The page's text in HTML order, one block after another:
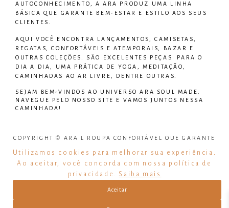
AUTOCONHECIMENTO, A ARA PRODUZ UMA LINHA
BÁSICA QUE GARANTE BEM-ESTAR E ESTILO AOS SEUS
CLIENTES.
AQUI VOCÊ ENCONTRA LANÇAMENTOS, CAMISETAS,
REGATAS, CONFORTÁVEIS E ATEMPORAIS, BAZAR E
OUTRAS COLEÇÕES. SÃO EXCELENTES PEÇAS PARA O
DIA A DIA, UMA PRÁTICA DE YOGA, MEDITAÇÃO,
CAMINHADAS AO AR LIVRE, DENTRE OUTRAS.
SEJAM BEM-VINDOS AO UNIVERSO ARA SOUL MADE
NAVEGUE PELO NOSSO SITE E VAMOS JUNTOS NESSA
CAMINHADA!
COPYRIGHT © ARA L ROUPA CONFORTÁVEL QUE GARANTE
BEM ESTAR – TODOS OS DIREITOS RESERVADOS
CNPJ: 31.919.549/0001-08
Utilizamos cookies para melhorar sua experiência.
Ao aceitar, você concorda com nossa política de
privacidade. Saiba mais
Aceitar